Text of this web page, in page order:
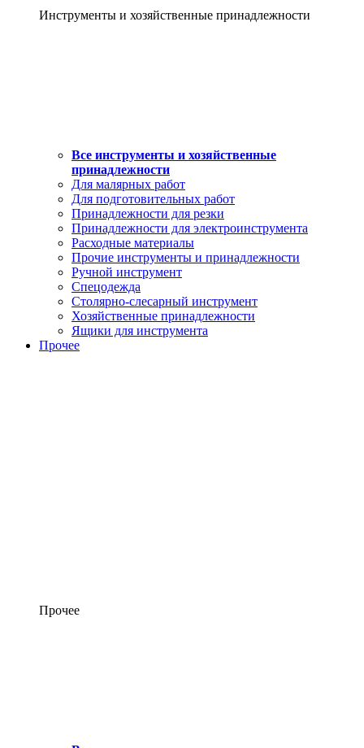
Инструменты и хозяйственные принадлежности
Все инструменты и хозяйственные
принадлежности
Для малярных работ
Для подготовительных работ
Принадлежности для резки
Принадлежности для электроинструмента
Расходные материалы
Прочие инструменты и принадлежности
Ручной инструмент
Спецодежда
Столярно-слесарный инструмент
Хозяйственные принадлежности
Ящики для инструмента
Прочее
Прочее